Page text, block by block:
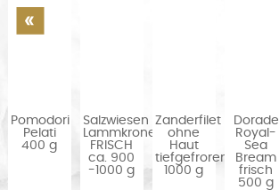
Pomodori
Pelati
400 g
Salzwiesen
Lammkrone
FRISCH
ca. 900
-1000 g
Zanderfilet
ohne
Haut
tiefgefroren
1000 g
Dorade
Royal-
Sea
Bream
frisch
500 g